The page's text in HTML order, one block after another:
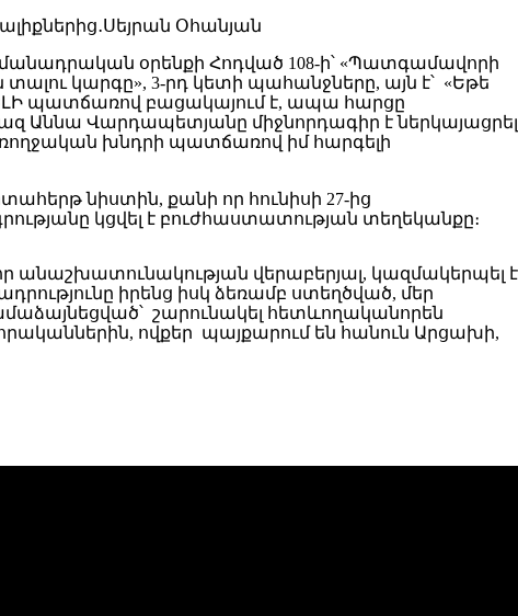
օրենքի Հոդված 108-ի՝ «Պատգամավորի
կարգը», 3-րդ կետի պահանջները, այն է՝ «Եթե
պատճառով բացակայում է, ապա հարցը
Աննա Վարդապետյանը միջնորդագիր է ներկայացրել
խնդրի պատճառով իմ հարգելի
նիստին, քանի որ հունիսի 27-ից
կցվել է բուժհաստատության տեղեկանքը։
վերաբերյալ, կազմակերպել է
իրենց իսկ ձեռամբ ստեղծված, մեր
շարունակել հետևողականորեն
ովքեր պայքարում են հանուն Արցախի,